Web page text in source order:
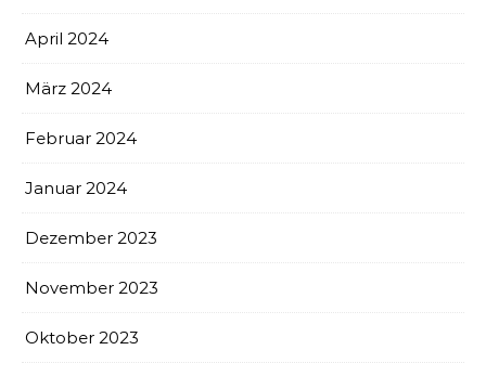
April 2024
März 2024
Februar 2024
Januar 2024
Dezember 2023
November 2023
Oktober 2023